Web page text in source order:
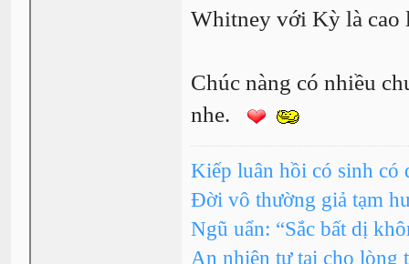
Whitney với Kỳ là
Chúc nàng có nhiều
nhe.
Kiếp luân hồi có sinh có
Đời vô thường giả tạm
Ngũ uẩn: “Sắc bất dị
An nhiên tự tại cho lòng